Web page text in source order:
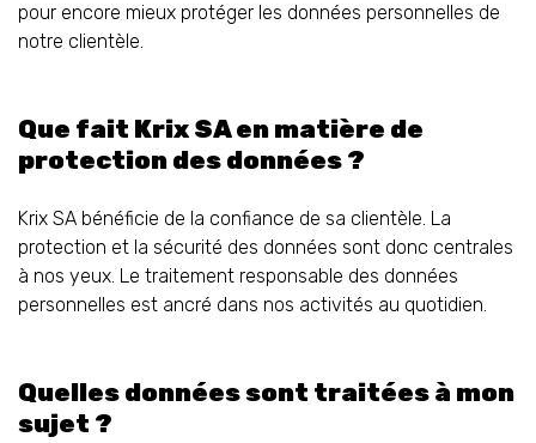
pour encore mieux protéger les données personnelles de
notre clientèle.
Que fait Krix SA en matière de
protection des données ?
Krix SA bénéficie de la confiance de sa clientèle. La
protection et la sécurité des données sont donc centrales
à nos yeux. Le traitement responsable des données
personnelles est ancré dans nos activités au quotidien.
Quelles données sont traitées à mon
sujet ?